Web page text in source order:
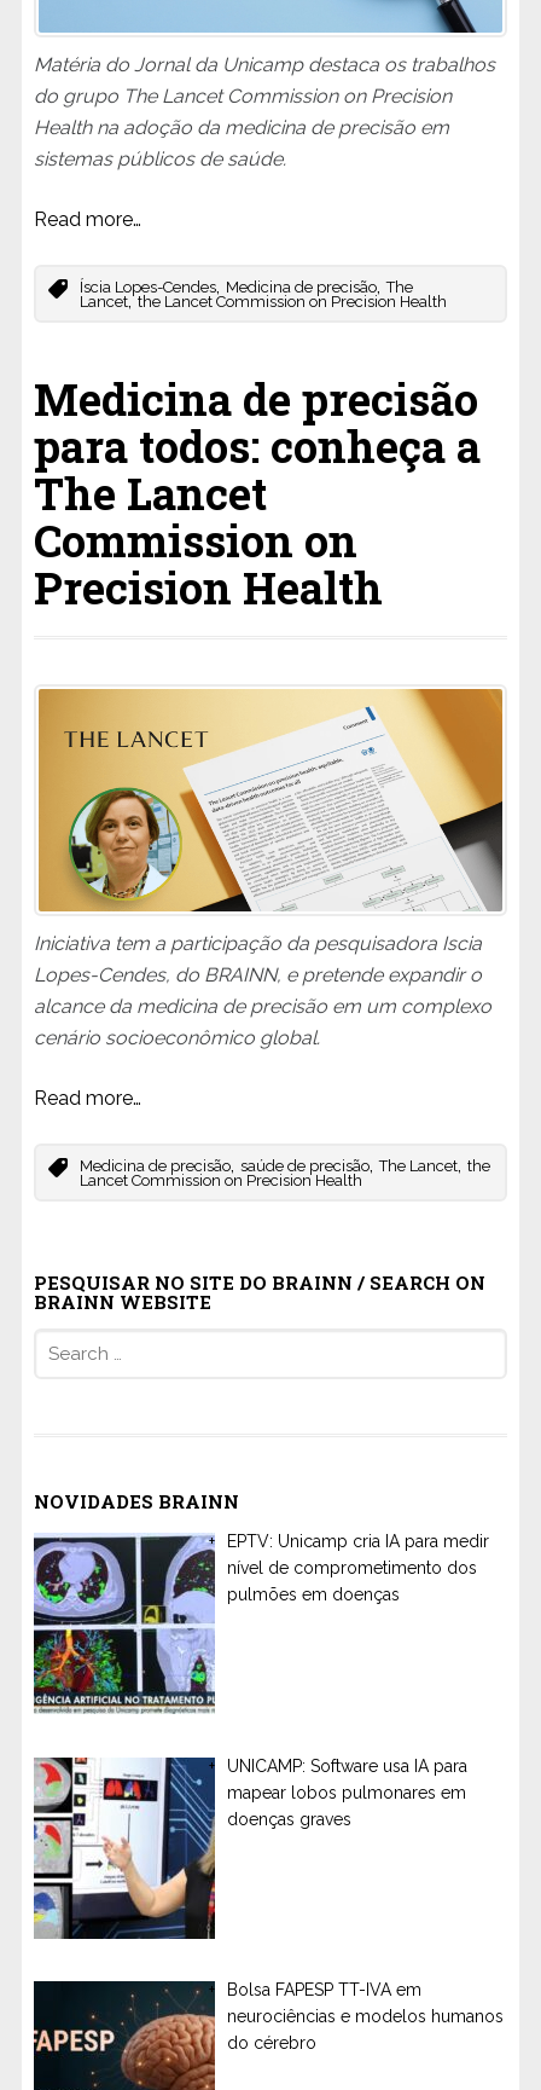
Matéria do Jornal da Unicamp destaca os trabalhos
do grupo The Lancet Commission on Precision
Health na adoção da medicina de precisão em
sistemas públicos de saúde.
Read more…
Íscia Lopes-Cendes, Medicina de precisão, The
Lancet, the Lancet Commission on Precision Health
Medicina de precisão
para todos: conheça a
The Lancet
Commission on
Precision Health
Iniciativa tem a participação da pesquisadora Iscia
Lopes-Cendes, do BRAINN, e pretende expandir o
alcance da medicina de precisão em um complexo
cenário socioeconômico global.
Read more…
Medicina de precisão, saúde de precisão, The Lancet, the
Lancet Commission on Precision Health
PESQUISAR NO SITE DO BRAINN / SEARCH ON
BRAINN WEBSITE
NOVIDADES BRAINN
EPTV: Unicamp cria IA para medir
nível de comprometimento dos
pulmões em doenças
UNICAMP: Software usa IA para
mapear lobos pulmonares em
doenças graves
Bolsa FAPESP TT-IVA em
neurociências e modelos humanos
do cérebro